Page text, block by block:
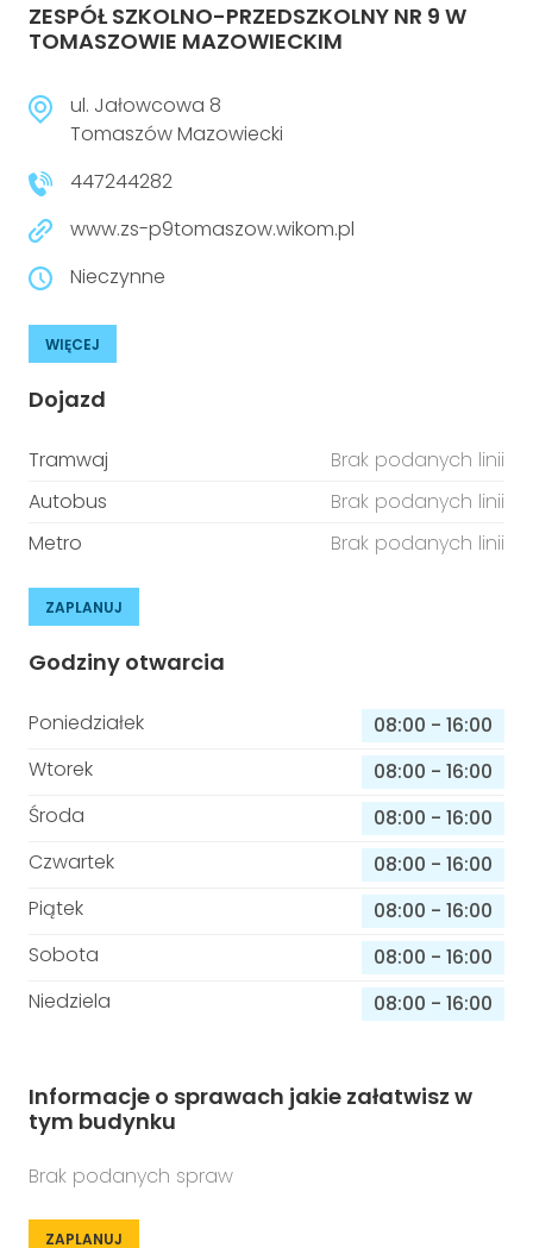
ZESPÓŁ SZKOLNO-PRZEDSZKOLNY NR 9 W
TOMASZOWIE MAZOWIECKIM
ul. Jałowcowa 8
Tomaszów Mazowiecki
447244282
www.zs-p9tomaszow.wikom.pl
Nieczynne
WIĘCEJ
Dojazd
Tramwaj
Brak podanych linii
Autobus
Brak podanych linii
Metro
Brak podanych linii
ZAPLANUJ
Godziny otwarcia
Poniedziałek 08:00 - 16:00
Wtorek
08:00 - 16:00
Środa
08:00 - 16:00
Czwartek
08:00 - 16:00
Piątek
08:00 - 16:00
Sobota
08:00 - 16:00
Niedziela
08:00 - 16:00
Informacje o sprawach jakie załatwisz w
tym budynku
Brak podanych spraw
ZAPLANUJ